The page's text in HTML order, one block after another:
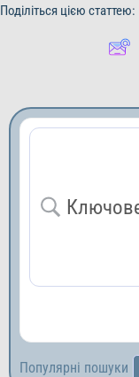
Популярні пошуки
Поділіться цією статтею: